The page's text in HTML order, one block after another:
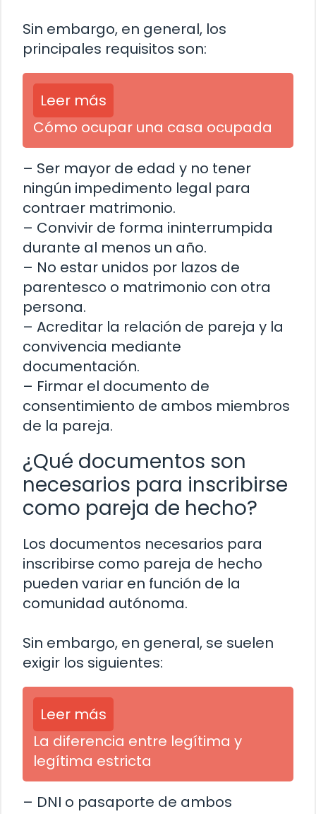
Sin embargo, en general, los
principales requisitos son:
Leer más
Cómo ocupar una casa ocupada
– Ser mayor de edad y no tener
ningún impedimento legal para
contraer matrimonio.
– Convivir de forma ininterrumpida
durante al menos un año.
– No estar unidos por lazos de
parentesco o matrimonio con otra
persona.
– Acreditar la relación de pareja y la
convivencia mediante
documentación.
– Firmar el documento de
consentimiento de ambos miembros
de la pareja.
¿Qué documentos son
necesarios para inscribirse
como pareja de hecho?
Los documentos necesarios para
inscribirse como pareja de hecho
pueden variar en función de la
comunidad autónoma.
Sin embargo, en general, se suelen
exigir los siguientes:
Leer más
La diferencia entre legítima y
legítima estricta
– DNI o pasaporte de ambos